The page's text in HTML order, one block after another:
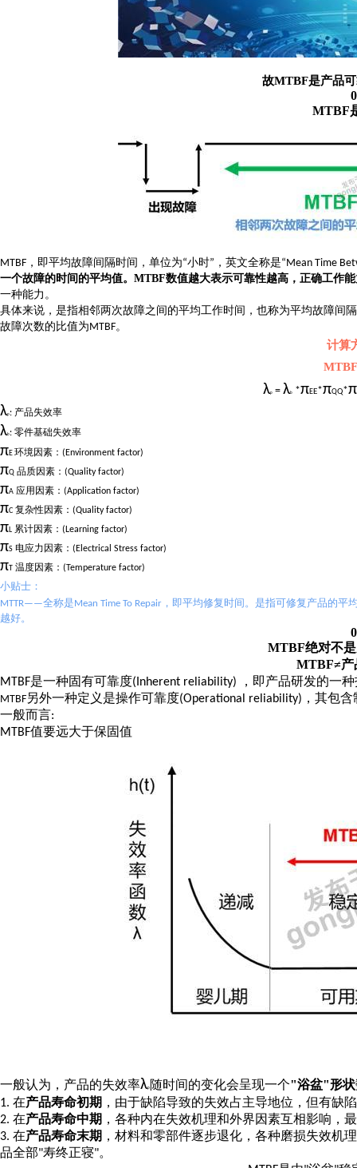
故MTBF是产品
MTBF
MTBF ，即平均故障间隔时间，单位为“小时” ，英文全称是“Mean Time
一个故障的时间的平均值。 MTBF数值越大表示可靠性越高，正确工作
一种能力。
具体来说，是指相邻两次故障之间的平均工作时间，也称为平均故障间
故障次数的比值为MTBF。
计算
λp= λb*πEE*πQQ*π
λp : 产品失效率
λb : 零件基础失效率
πE环境因素： (Environment factor)
πQ 品质因素： (Quality factor)
πA 应用因素： (Application factor)
πC 复杂性因素： (Quality factor)
πL 累计因素： (Learning factor)
πS 电应力因素： (Electrical Stress factor)
πT 温度因素： (Temperature factor)
小贴士：
MTTR——全称是Mean Time To Repair ，即平均修复时间。是指可修复产品的
越好。
MTBF绝对不
MTBF≠产
MTBF是一种固有可靠度(Inherent reliability) ，即产品研发的一
MTBF另外一种定义是操作可靠度(Operational reliability) ，其包
一般而言:
MTBF值要远大于保固值
一般认为，产品的失效率λp 随时间的变化会呈现一个"浴盆"形状
1. 在产品寿命初期 ，由于缺陷导致的失效占主导地位，但有缺
2. 在产品寿命中期 ，各种内在失效机理和外界因素互相影响，
3. 在产品寿命末期 ，材料和零部件逐步退化，各种磨损失效机
品全部"寿终正寝"。